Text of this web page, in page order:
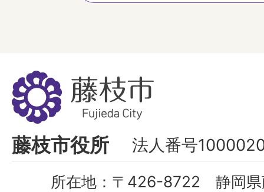
藤
枝
市
Fujieda
City
藤枝市役所 法人番号
所在地： 〒426-8722 静岡県